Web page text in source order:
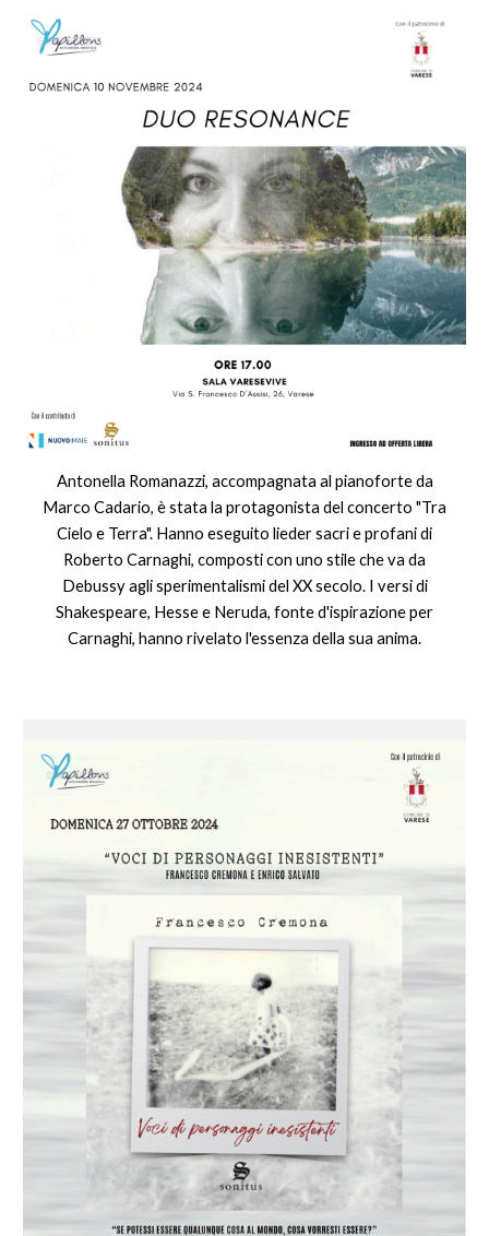
Antonella Romanazzi, accompagnata al pianoforte da
Marco Cadario, è stata la protagonista del concerto "Tra
Cielo e Terra". Hanno eseguito lieder sacri e profani di
Roberto Carnaghi, composti con uno stile che va da
Debussy agli sperimentalismi del XX secolo. I versi di
Shakespeare, Hesse e Neruda, fonte d'ispirazione per
Carnaghi, hanno rivelato l'essenza della sua anima.